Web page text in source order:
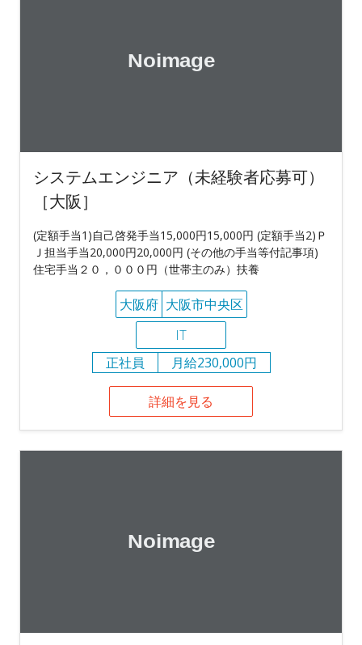
システムエンジニア（未経験者応募可）
［大阪］
(定額手当1)自己啓発手当15,000円15,000円 (定額手当2)Ｐ
Ｊ担当手当20,000円20,000円 (その他の手当等付記事項)
住宅手当２０，０００円（世帯主のみ）扶養
大阪府 大阪市中央区
IT
正社員
月給230,000円
詳細を見る